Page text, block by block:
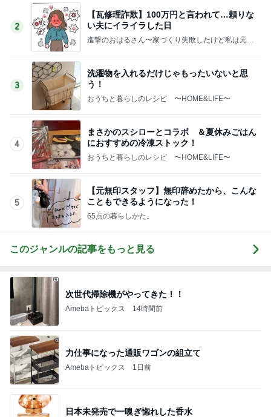
2
【瓦修理詐欺】100万円と言われて…頼りな
い夫にイライラした日
進撃のおはるさん〜家づくり失敗したけど私は元気
3
洗濯物を入れるだけじゃもったいないと思
う！
おうちと暮らしのレシピ 〜HOME&LIFE〜
4
まさかのスシローとコラボ ＆夏休みごはん
におすすめの冷凍ストック！
おうちと暮らしのレシピ 〜HOME&LIFE〜
5
【元無印スタッフ】無印辞めたから、こんな
こともできるようになった！
65点の暮らしかた。
このジャンルの記事をもっと見る
次世代掃除機がやってきた！！
Amebaトピックス 14時間前
力仕事になった通販ワゴンの組立て
Amebaトピックス 1日前
日本未発売で一嗅ぎ惚れした香水